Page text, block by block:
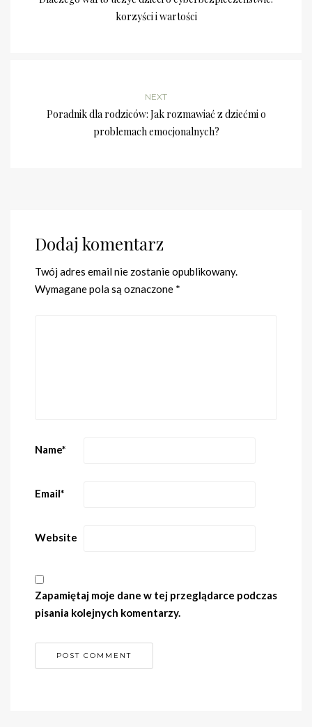
korzyści i wartości
NEXT
Poradnik dla rodziców: Jak rozmawiać z dziećmi o
problemach emocjonalnych?
Dodaj komentarz
Twój adres email nie zostanie opublikowany.
Wymagane pola są oznaczone *
Name*
Email*
Website
Zapamiętaj moje dane w tej przeglądarce podczas
pisania kolejnych komentarzy.